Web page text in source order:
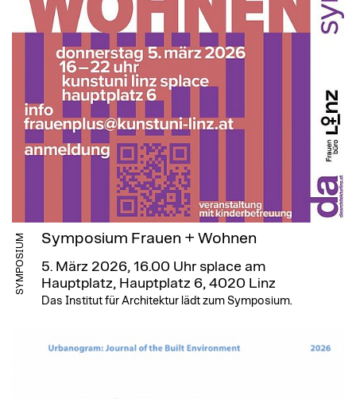
SYMPOSIUM Symposium Frauen + Wohnen
5. März 2026, 16.00 Uhr splace am
Hauptplatz, Hauptplatz 6, 4020 Linz
Das Institut für Architektur lädt zum Symposium.